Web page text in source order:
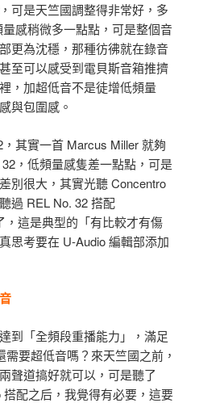
可是天竺國調整得非常好，多
感稍微多一點點，可是整個音
更為沈穩，那種彷彿就在錄音
至可以感受到電貝斯音箱推擠
，加超低音不是徒增低頻量
與包圍感。
其實一首 Marcus Miller 就夠
，低頻量感隻差一點點，可是
別很大，其實光聽 Concentro
過 REL No. 32 搭配
，這是典型的「有比較才有傷
思考要在 U-Audio 編輯部添加
到「全頻段重播能力」，滿足
要超低音嗎？來天竺國之前，
聲道搞好就可以，可是聽了
配之后，我覺得有必要，這要